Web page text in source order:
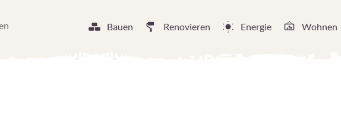
Bauen Renovieren Energie Wohnen